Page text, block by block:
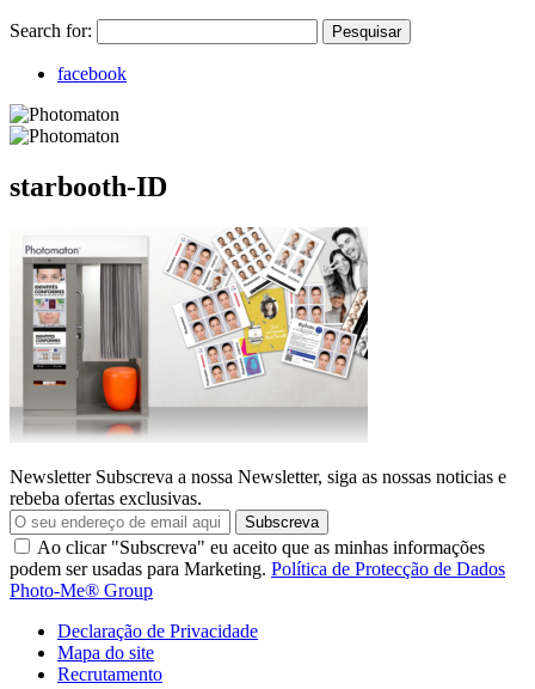
Search for: Pesquisar
facebook
starbooth-ID
Newsletter Subscreva a nossa Newsletter, siga as nossas noticias e
rebeba ofertas exclusivas.
Subscreva
Ao clicar "Subscreva" eu aceito que as minhas informações
podem ser usadas para Marketing. Política de Protecção de Dados
Photo-Me® Group
Declaração de Privacidade
Mapa do site
Recrutamento